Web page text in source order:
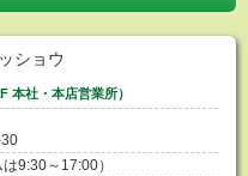
本社・本店営業所）
9:30～17:00）